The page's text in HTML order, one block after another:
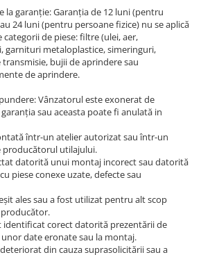
accesorii
si
frontale
la garanție: Garanția de 12 luni (pentru
24 luni (pentru persoane fizice) nu se aplică
de piese: filtre (ulei, aer,
garnituri metaloplastice, simeringuri,
bujii de aprindere sau
de aprindere.
Vânzatorul este exonerat de
sau aceasta poate fi anulată in
într-un atelier autorizat sau într-un
producătorul utilajului.
datorită unui montaj incorect sau datorită
piese conexe uzate, defecte sau
ales sau a fost utilizat pentru alt scop
identificat corect datorită prezentării de
date eronate sau la montaj.
deteriorat din cauza suprasolicitării sau a